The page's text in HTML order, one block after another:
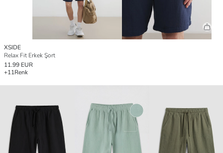
XSIDE
Relax Fit Erkek Şort
11.99 EUR
+11Renk